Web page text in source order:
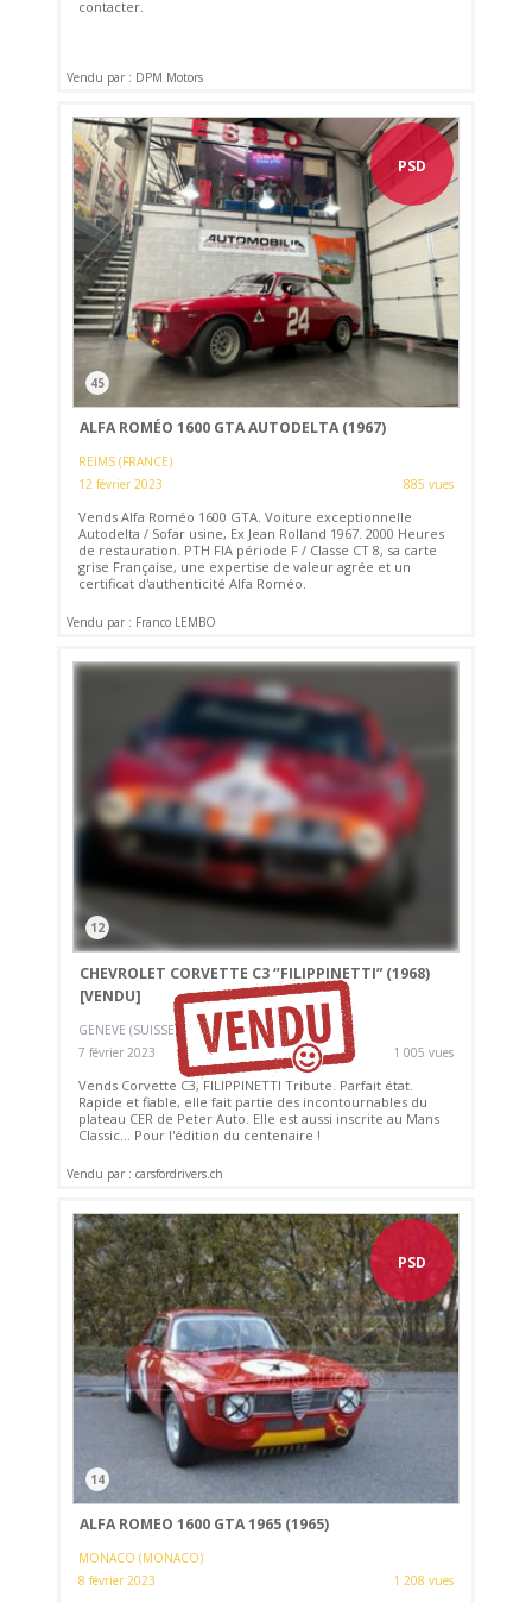
contacter.
Vendu par : DPM Motors
PSD
45
ALFA ROMÉO 1600 GTA AUTODELTA (1967)
REIMS (FRANCE)
12 février 2023
885 vues
Vends Alfa Roméo 1600 GTA. Voiture exceptionnelle
Autodelta / Sofar usine, Ex Jean Rolland 1967. 2000 Heures
de restauration. PTH FIA période F / Classe CT 8, sa carte
grise Française, une expertise de valeur agrée et un
certificat d'authenticité Alfa Roméo.
Vendu par : Franco LEMBO
12
CHEVROLET CORVETTE C3 ‘’FILIPPINETTI” (1968)
[VENDU]
GENEVE (SUISSE)
7 février 2023
1 005 vues
Vends Corvette C3, FILIPPINETTI Tribute. Parfait état.
Rapide et fiable, elle fait partie des incontournables du
plateau CER de Peter Auto. Elle est aussi inscrite au Mans
Classic... Pour l'édition du centenaire !
Vendu par : carsfordrivers.ch
PSD
14
ALFA ROMEO 1600 GTA 1965 (1965)
MONACO (MONACO)
8 février 2023
1 208 vues